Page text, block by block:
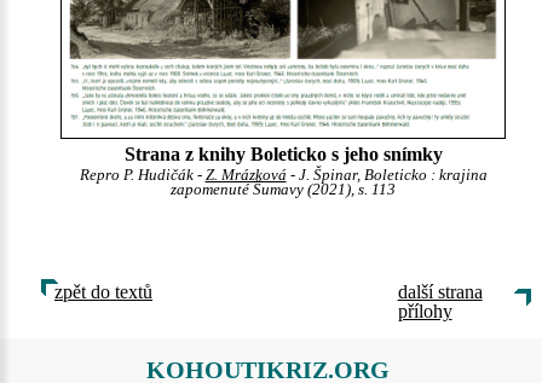
Strana z knihy Boleticko s jeho snímky
Repro P. Hudičák - Z. Mrázková - J. Špinar, Boleticko : krajina
zapomenuté Šumavy (2021), s. 113
zpět do textů
další strana
přílohy
KOHOUTIKRIZ.ORG